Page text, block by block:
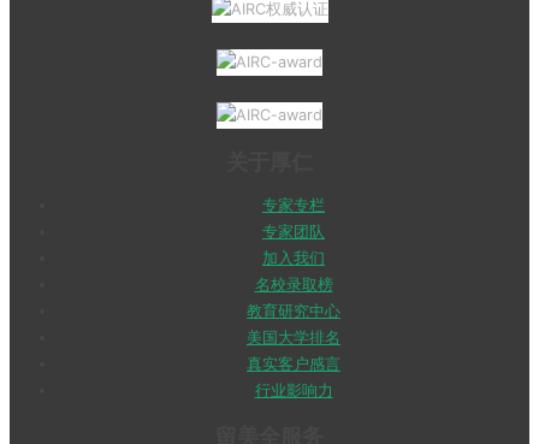
专家专栏
专家团队
加入我们
名校录取榜
教育研究中心
美国大学排名
真实客户感言
行业影响力